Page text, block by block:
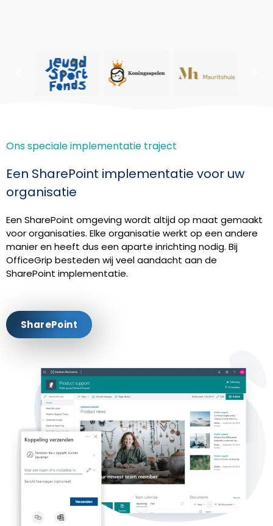
Ons speciale implementatie traject
Een SharePoint implementatie voor uw
organisatie
Een SharePoint omgeving wordt altijd op maat gemaakt
voor organisaties. Elke organisatie werkt op een andere
manier en heeft dus een aparte inrichting nodig. Bij
OfficeGrip besteden wij veel aandacht aan de
SharePoint implementatie.
SharePoint